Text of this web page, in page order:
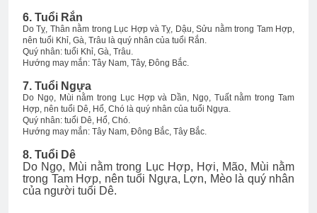
6. Tuổi Rắn
Do Tỵ, Thân nằm trong Lục Hợp và Tỵ, Dậu, Sửu nằm trong Tam Hợp,
nên tuổi Khỉ, Gà, Trâu là quý nhân của tuổi Rắn.
Quý nhân: tuổi Khỉ, Gà, Trâu.
Hướng may mắn: Tây Nam, Tây, Đông Bắc.
7. Tuổi Ngựa
Do Ngọ, Mùi nằm trong Lục Hợp và Dần, Ngọ, Tuất nằm trong Tam
Hợp, nên tuổi Dê, Hổ, Chó là quý nhân của tuổi Ngựa.
Quý nhân: tuổi Dê, Hổ, Chó.
Hướng may mắn: Tây Nam, Đông Bắc, Tây Bắc.
8. Tuổi Dê
Do Ngọ, Mùi nằm trong Lục Hợp, Hợi, Mão, Mùi nằm
trong Tam Hợp, nên tuổi Ngựa, Lợn, Mèo là quý nhân
của người tuổi Dê.